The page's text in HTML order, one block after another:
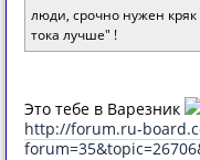
люди, срочно нужен кряк
тока лучше" !
Это тебе в Варезник
http://forum.ru-